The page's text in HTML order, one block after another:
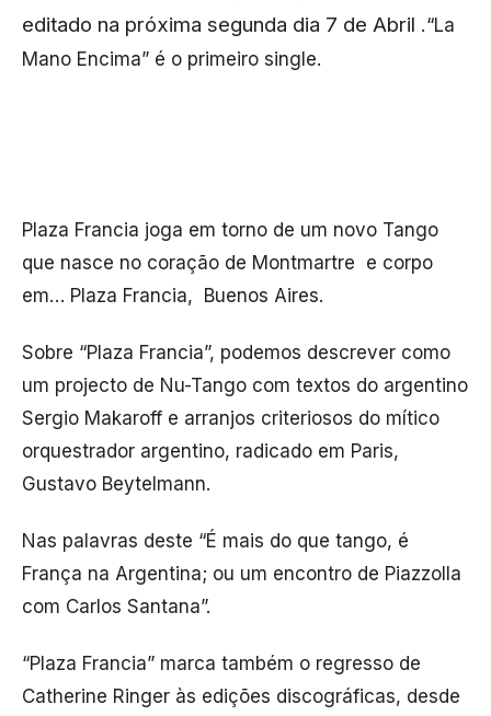
editado na próxima segunda dia 7 de Abril .“La
Mano Encima” é o primeiro single.
Plaza Francia joga em torno de um novo Tango
que nasce no coração de Montmartre e corpo
em… Plaza Francia, Buenos Aires.
Sobre “Plaza Francia”, podemos descrever como
um projecto de Nu-Tango com textos do argentino
Sergio Makaroff e arranjos criteriosos do mítico
orquestrador argentino, radicado em Paris,
Gustavo Beytelmann.
Nas palavras deste “É mais do que tango, é
França na Argentina; ou um encontro de Piazzolla
com Carlos Santana”.
“Plaza Francia” marca também o regresso de
Catherine Ringer às edições discográficas, desde